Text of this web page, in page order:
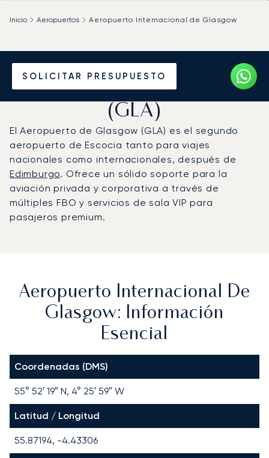
SOLICITAR PRESUPUESTO
Inicio Aeropuertos Aeropuerto Internacional de Glasgow
Vuele en Jet Privado al
Aeropuerto de Glasgow
(GLA)
El Aeropuerto de Glasgow (GLA) es el segundo
aeropuerto de Escocia tanto para viajes
nacionales como internacionales, después de
Edimburgo. Ofrece un sólido soporte para la
aviación privada y corporativa a través de
múltiples FBO y servicios de sala VIP para
pasajeros premium.
Aeropuerto Internacional De
Glasgow: Información
Esencial
Coordenadas (DMS)
55° 52′ 19″ N, 4° 25′ 59″ W
Latitud / Longitud
55.87194, -4.43306